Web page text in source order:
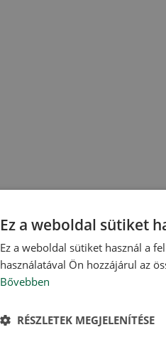
Ez a weboldal sütiket
Ez a weboldal sütiket használ a
használatával Ön hozzájárul az
Bővebben
RÉSZLETEK MEGJELENÍTÉSE